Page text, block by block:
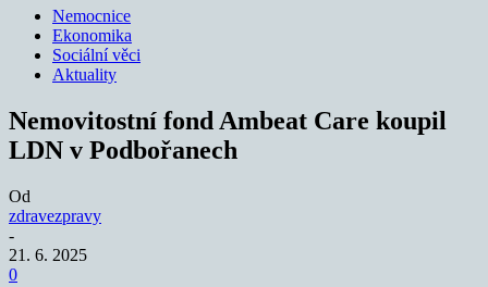
Nemocnice
Ekonomika
Sociální věci
Aktuality
Nemovitostní fond Ambeat Care koupil
LDN v Podbořanech
Od
zdravezpravy
-
21. 6. 2025
0